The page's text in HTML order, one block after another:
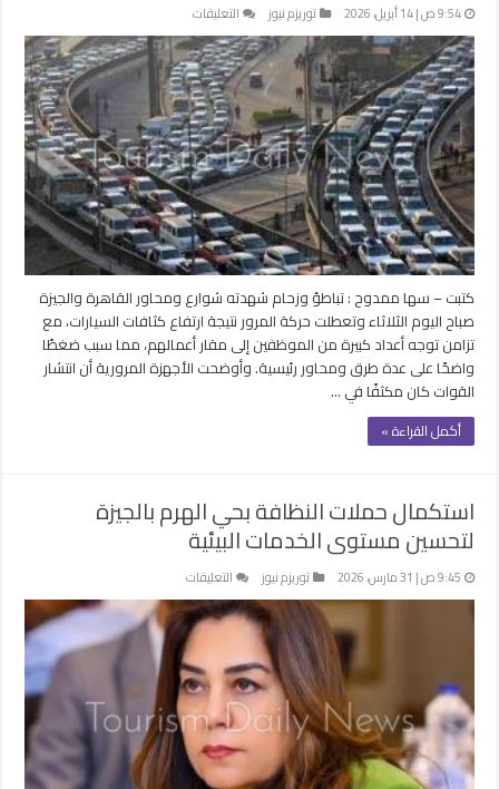
9:54 ص | 14 أبريل، 2026 توريزم نيوز التعليقات
تباطؤ
ملحوظ
بحركة
المرور
في
شوارع
ومحاور
القاهرة
والجيزة
مغلقة
كتبت – سها ممدوح : تباطؤ وزحام شهدته شوارع ومحاور القاهرة والجيزة
صباح اليوم الثلاثاء وتعطلت حركة المرور نتيجة ارتفاع كثافات السيارات، مع
تزامن توجه أعداد كبيرة من الموظفين إلى مقار أعمالهم، مما سبب ضغطًا
واضحًا على عدة طرق ومحاور رئيسية. وأوضحت الأجهزة المرورية أن انتشار
القوات كان مكثفًا في …
أكمل القراءة »
استكمال حملات النظافة بحي الهرم بالجيزة
لتحسين مستوى الخدمات البيئية
9:45 ص | 31 مارس، 2026 توريزم نيوز التعليقات
استكمال
حملات
النظافة
بحي
الهرم
بالجيزة
لتحسين
مستوى
الخدمات